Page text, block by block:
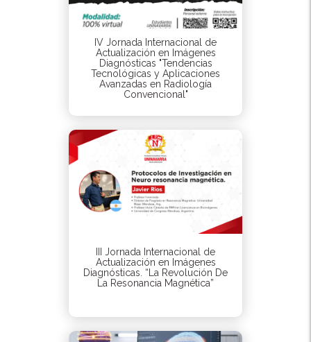
IV Jornada Internacional de
Actualización en Imágenes
Diagnósticas "Tendencias
Tecnológicas y Aplicaciones
Avanzadas en Radiología
Convencional"
III Jornada Internacional de
Actualización en Imágenes
Diagnósticas. “La Revolución De
La Resonancia Magnética”